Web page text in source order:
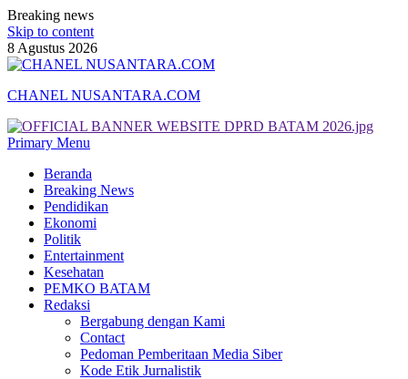
Breaking news
Skip to content
8 Agustus 2026
CHANEL NUSANTARA.COM
Primary Menu
Beranda
Breaking News
Pendidikan
Ekonomi
Politik
Entertainment
Kesehatan
PEMKO BATAM
Redaksi
Bergabung dengan Kami
Contact
Pedoman Pemberitaan Media Siber
Kode Etik Jurnalistik